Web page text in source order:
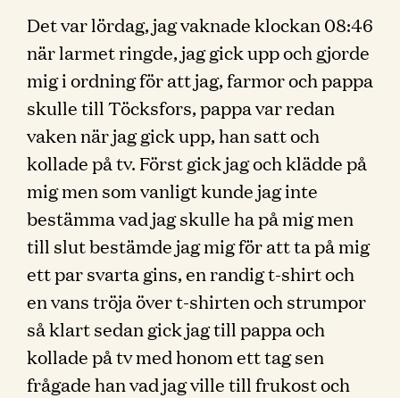
Det var lördag, jag vaknade klockan 08:46
när larmet ringde, jag gick upp och gjorde
mig i ordning för att jag, farmor och pappa
skulle till Töcksfors, pappa var redan
vaken när jag gick upp, han satt och
kollade på tv. Först gick jag och klädde på
mig men som vanligt kunde jag inte
bestämma vad jag skulle ha på mig men
till slut bestämde jag mig för att ta på mig
ett par svarta gins, en randig t-shirt och
en vans tröja över t-shirten och strumpor
så klart sedan gick jag till pappa och
kollade på tv med honom ett tag sen
frågade han vad jag ville till frukost och